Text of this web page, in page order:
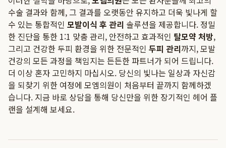
수술 결과와 함께, 그 결과를 오랫동안 유지하고 더욱 빛나게 할
수 있는 통합적인 모발이식 후 관리 솔루션을 제공합니다. 정밀
한 진단을 통한 1:1 맞춤 관리, 안전하고 효과적인 탈모약 처방,
그리고 건강한 두피 환경을 위한 전문적인 두피 관리까지, 모발
건강의 모든 과정을 책임지는 든든한 파트너가 되어 드립니다.
더 이상 혼자 고민하지 마십시오. 당신의 빛나는 일상과 자신감
을 되찾기 위한 여정에 모엠의원이 처음부터 끝까지 함께하겠
습니다. 지금 바로 상담을 통해 당신만을 위한 장기적인 헤어 플
랜을 설계해 보세요.